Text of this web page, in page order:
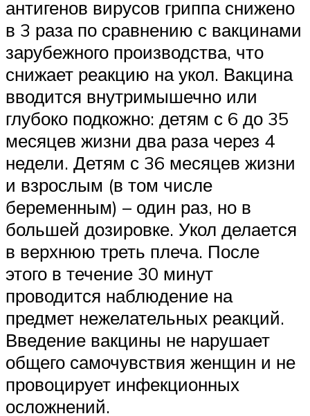
антигенов вирусов гриппа снижено
в 3 раза по сравнению с вакцинами
зарубежного производства, что
снижает реакцию на укол. Вакцина
вводится внутримышечно или
глубоко подкожно: детям с 6 до 35
месяцев жизни два раза через 4
недели. Детям с 36 месяцев жизни
и взрослым (в том числе
беременным) – один раз, но в
большей дозировке. Укол делается
в верхнюю треть плеча. После
этого в течение 30 минут
проводится наблюдение на
предмет нежелательных реакций.
Введение вакцины не нарушает
общего самочувствия женщин и не
провоцирует инфекционных
осложнений.